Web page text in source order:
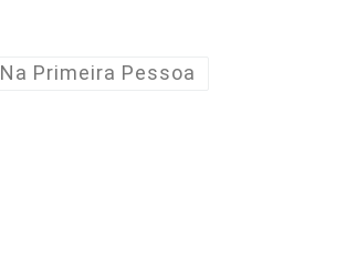
Na Primeira Pessoa